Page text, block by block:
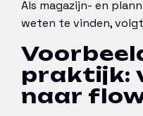
Als magazijn- en
weten te vinden,
praktijk:
naar